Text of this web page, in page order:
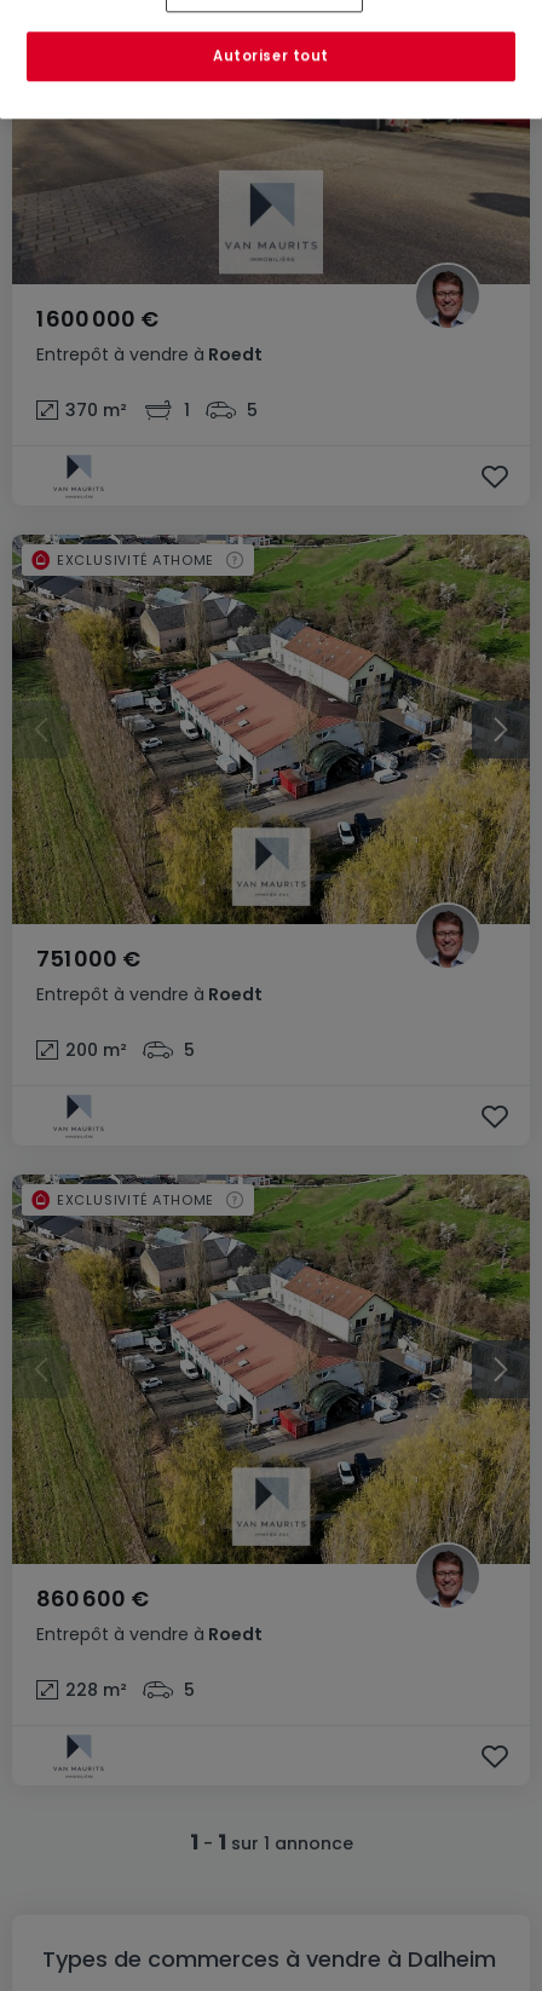
Entrepôt à vendre à Roedt
1 600 000 €
370 m² 1 5
Entrepôt à vendre à Roedt
751 000 €
200 m² 5
EXCLUSIVITÉ ATHOME
Entrepôt à vendre à Roedt
860 600 €
228 m² 5
EXCLUSIVITÉ ATHOME
1 - 1 sur 1 annonce
Types de commerces à vendre à Dalheim
Autoriser tout